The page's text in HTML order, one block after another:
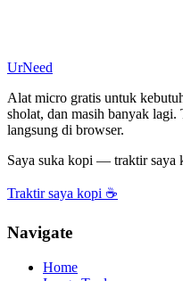
UrNeed
Alat micro gratis untuk
sholat, dan masih banyak lagi.
langsung di browser.
Saya suka kopi — traktir saya
Traktir saya kopi ☕
Navigate
Home